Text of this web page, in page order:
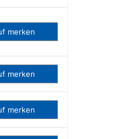
merken
merken
merken